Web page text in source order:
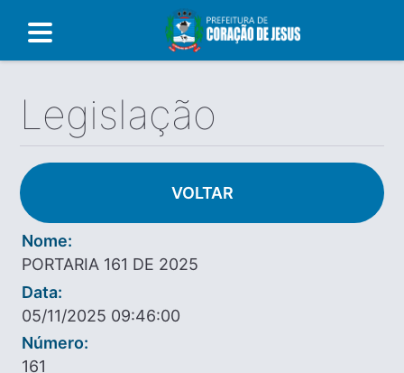
Legislação
VOLTAR
Nome:
PORTARIA 161 DE 2025
Data:
05/11/2025 09:46:00
Número:
161